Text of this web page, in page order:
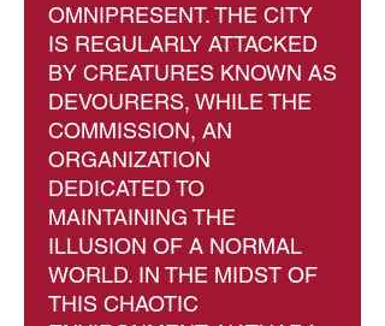
OMNIPRESENT. THE CITY
IS REGULARLY ATTACKED
BY CREATURES KNOWN AS
DEVOURERS, WHILE THE
COMMISSION, AN
ORGANIZATION
DEDICATED TO
MAINTAINING THE
ILLUSION OF A NORMAL
WORLD. IN THE MIDST OF
THIS CHAOTIC